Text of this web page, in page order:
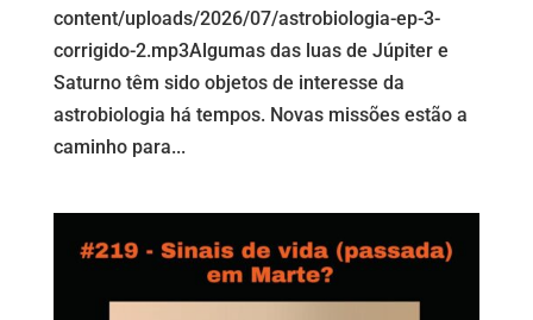
content/uploads/2026/07/astrobiologia-ep-3-
corrigido-2.mp3Algumas das luas de Júpiter e
Saturno têm sido objetos de interesse da
astrobiologia há tempos. Novas missões estão a
caminho para...